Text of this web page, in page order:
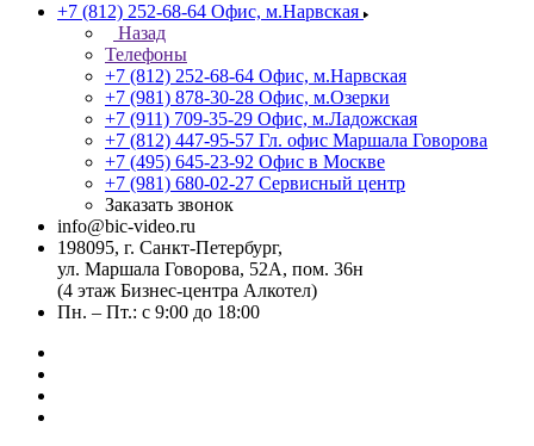
+7 (812) 252-68-64 Офис, м.Нарвская
Назад
Телефоны
+7 (812) 252-68-64 Офис, м.Нарвская
+7 (981) 878-30-28 Офис, м.Озерки
+7 (911) 709-35-29 Офис, м.Ладожская
+7 (812) 447-95-57 Гл. офис Маршала Говорова
+7 (495) 645-23-92 Офис в Москве
+7 (981) 680-02-27 Сервисный центр
Заказать звонок
info@bic-video.ru
198095, г. Санкт-Петербург,
ул. Маршала Говорова, 52А, пом. 36н
(4 этаж Бизнес-центра Алкотел)
Пн. – Пт.: с 9:00 до 18:00